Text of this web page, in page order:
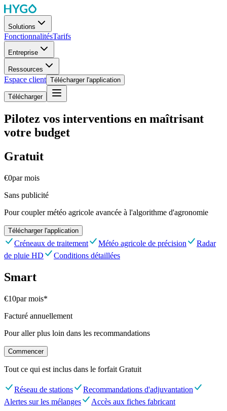
Solutions
FonctionnalitésTarifs
Entreprise
Ressources
Espace client Télécharger l'application
Télécharger
Pilotez vos interventions en maîtrisant
votre budget
Gratuit
€0par mois
Sans publicité
Pour coupler météo agricole avancée à l'algorithme d'agronomie
Télécharger l'application
Créneaux de traitement Météo agricole de précision
Radar
de pluie HD
Conditions détaillées
Smart
€10par mois*
Facturé annuellement
Pour aller plus loin dans les recommandations
Commencer
Tout ce qui est inclus dans le forfait Gratuit
Réseau de stations
Recommandations d'adjuvantation
Alertes sur les mélanges
Accès aux fiches fabricant